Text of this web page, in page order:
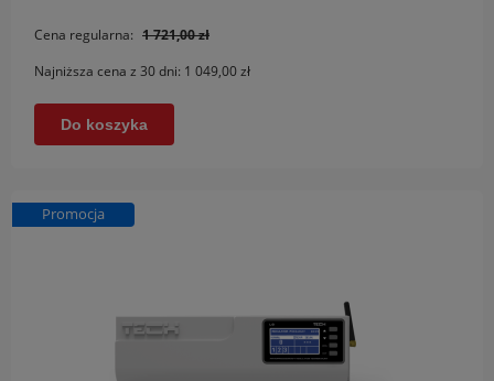
Cena regularna: 1 721,00 zł
Najniższa cena z 30 dni: 1 049,00 zł
Do koszyka
Promocja